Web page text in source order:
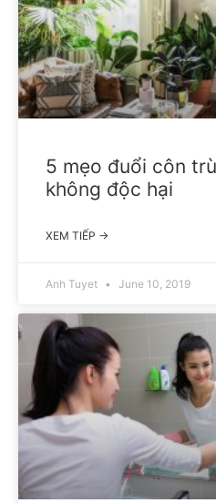
5 mẹo đuổi côn
không độc hại
XEM TIẾP →
Anh Tuyet June 10, 2019